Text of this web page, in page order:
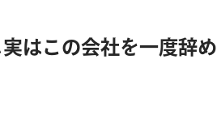
実はこ の会社を一度辞め